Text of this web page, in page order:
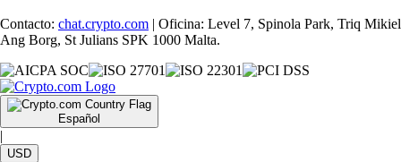
Contacto: chat.crypto.com | Oficina: Level 7, Spinola Park, Triq Mikiel
Ang Borg, St Julians SPK 1000 Malta.
Español
|
USD